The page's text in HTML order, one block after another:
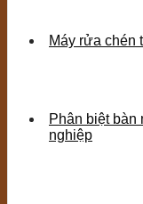
Máy rửa chén
Phân biệt bàn
nghiệp